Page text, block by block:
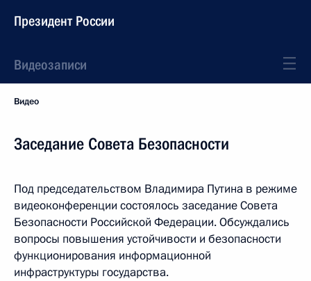
Президент России
Видеозаписи
Видео
Заседание Совета Безопасности
Под председательством Владимира Путина в режиме
видеоконференции состоялось заседание Совета
Безопасности Российской Федерации. Обсуждались
вопросы повышения устойчивости и безопасности
функционирования информационной
инфраструктуры государства.